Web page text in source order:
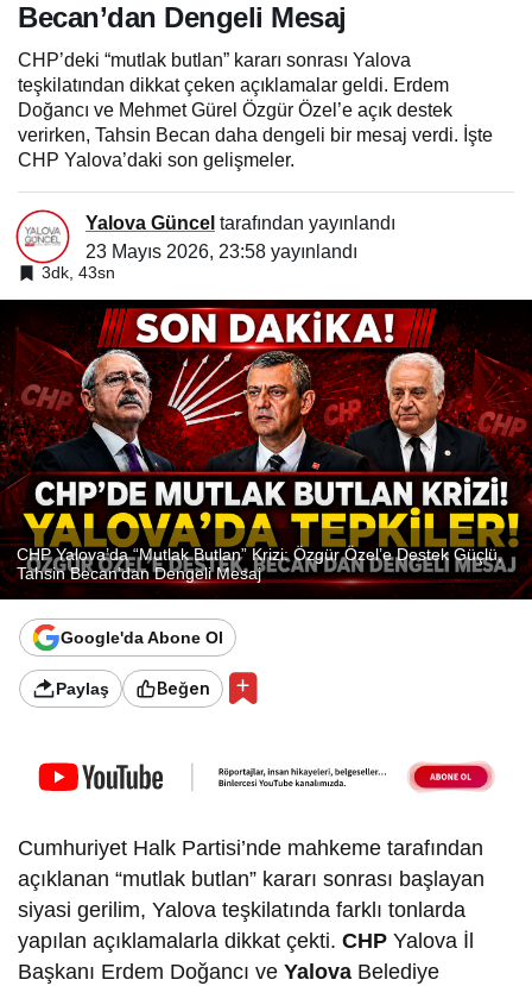
Becan’dan Dengeli Mesaj
CHP’deki “mutlak butlan” kararı sonrası Yalova
teşkilatından dikkat çeken açıklamalar geldi. Erdem
Doğancı ve Mehmet Gürel Özgür Özel’e açık destek
verirken, Tahsin Becan daha dengeli bir mesaj verdi. İşte
CHP Yalova’daki son gelişmeler.
Yalova Güncel tarafından yayınlandı
23 Mayıs 2026, 23:58 yayınlandı
3dk, 43sn
CHP Yalova’da “Mutlak Butlan” Krizi: Özgür Özel’e Destek Güçlü,
Tahsin Becan’dan Dengeli Mesaj
Google'da Abone Ol
Paylaş Beğen
Cumhuriyet Halk Partisi’nde mahkeme tarafından
açıklanan “mutlak butlan” kararı sonrası başlayan
siyasi gerilim, Yalova teşkilatında farklı tonlarda
yapılan açıklamalarla dikkat çekti.CHP Yalova İl
Başkanı Erdem Doğancı veYalova Belediye